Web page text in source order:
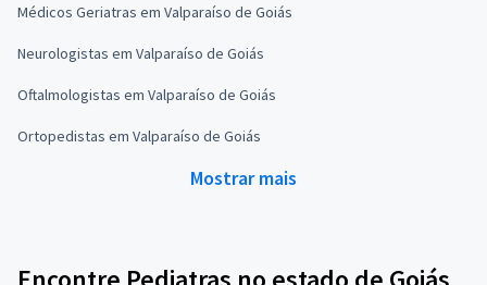
Médicos Geriatras em Valparaíso de Goiás
Neurologistas em Valparaíso de Goiás
Oftalmologistas em Valparaíso de Goiás
Ortopedistas em Valparaíso de Goiás
Mostrar mais